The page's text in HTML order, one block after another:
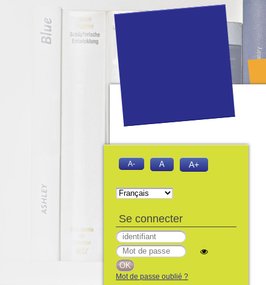
A- A A+
Se connecter
Mot de passe oublié ?